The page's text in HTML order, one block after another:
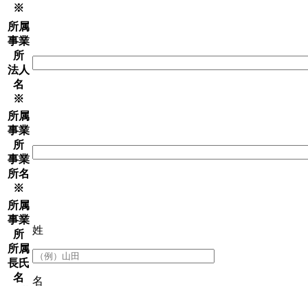
※
所属
事業
所
法人
名
※
所属
事業
所
事業
所名
※
所属
事業
所
所属
長氏
名
姓
名